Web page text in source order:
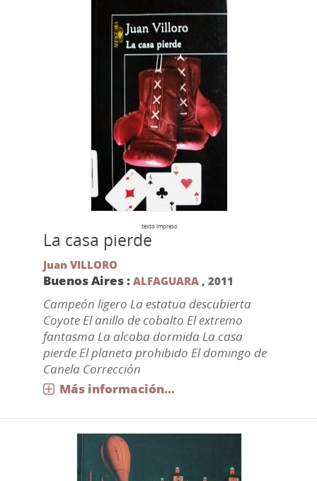
texto impreso
La casa pierde
Juan VILLORO
Buenos Aires : ALFAGUARA, 2011
Campeón ligero La estatua descubierta
Coyote El anillo de cobalto El extremo
fantasma La alcoba dormida La casa
pierde El planeta prohibido El domingo de
Canela Corrección
Más información...